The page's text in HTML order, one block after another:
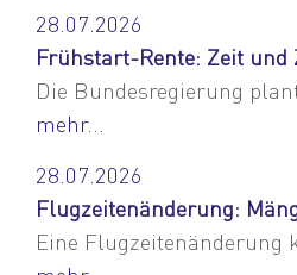
28.07.2026
Frühstart-Rente: Zeit
Die Bundesregierung
mehr...
28.07.2026
Flugzeitenänderung:
Eine Flugzeitenänderung